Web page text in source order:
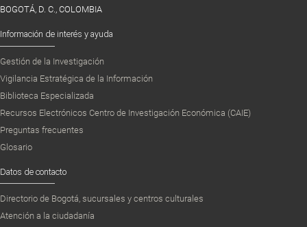
BOGOTÁ, D. C., COLOMBIA
Información de interés y ayuda
Gestión de la Investigación
Vigilancia Estratégica de la Información
Biblioteca Especializada
Recursos Electrónicos Centro de Investigación Económica (CAIE)
Preguntas frecuentes
Glosario
Datos de contacto
Directorio de Bogotá, sucursales y centros culturales
Atención a la ciudadanía